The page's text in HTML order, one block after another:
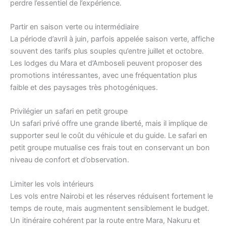
perdre l’essentiel de l’expérience.
Partir en saison verte ou intermédiaire
La période d’avril à juin, parfois appelée saison verte, affiche
souvent des tarifs plus souples qu’entre juillet et octobre.
Les lodges du Mara et d’Amboseli peuvent proposer des
promotions intéressantes, avec une fréquentation plus
faible et des paysages très photogéniques.
Privilégier un safari en petit groupe
Un safari privé offre une grande liberté, mais il implique de
supporter seul le coût du véhicule et du guide. Le safari en
petit groupe mutualise ces frais tout en conservant un bon
niveau de confort et d’observation.
Limiter les vols intérieurs
Les vols entre Nairobi et les réserves réduisent fortement le
temps de route, mais augmentent sensiblement le budget.
Un itinéraire cohérent par la route entre Mara, Nakuru et